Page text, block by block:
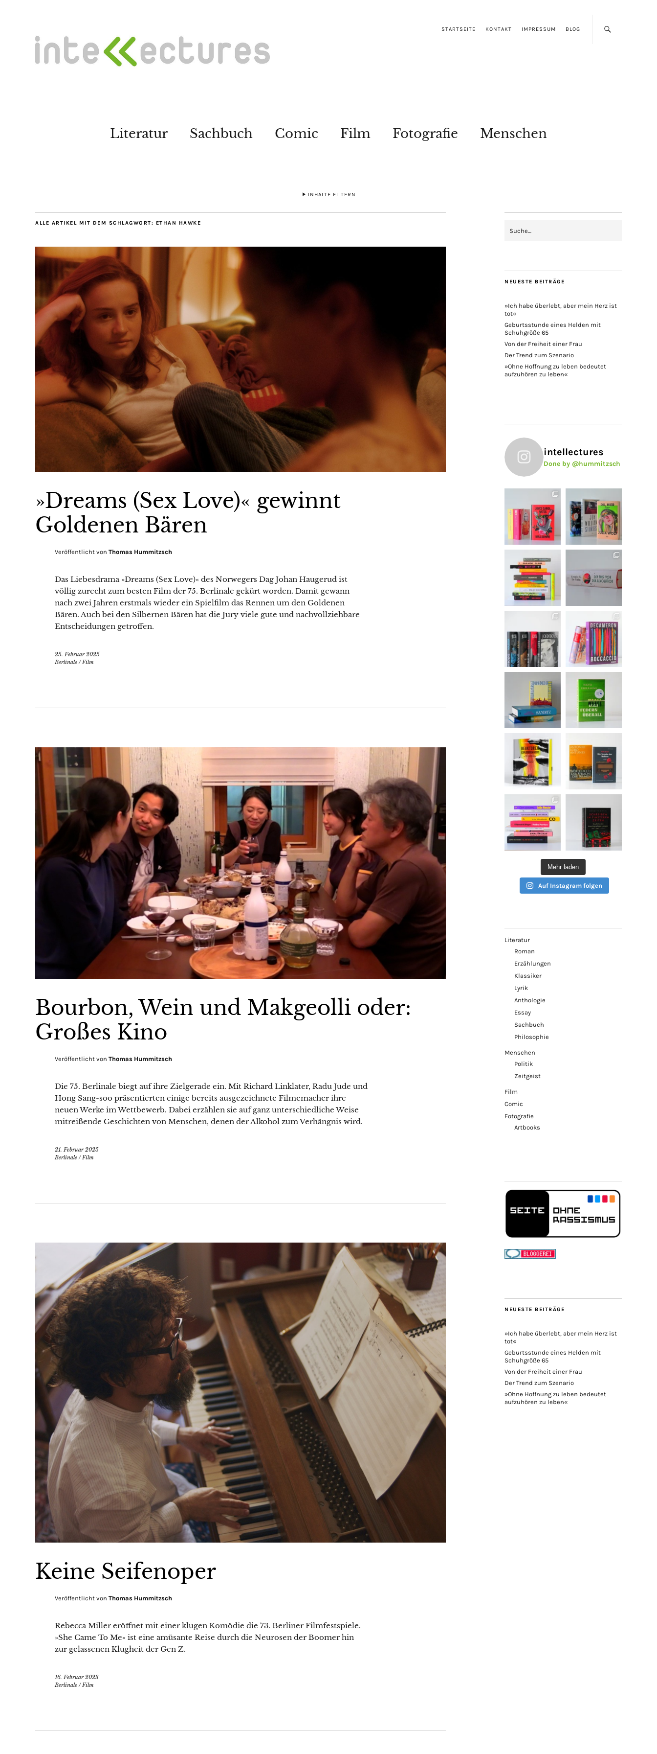
STARTSEITE KONTAKT IMPRESSUM BLOG
Literatur Sachbuch Comic Film Fotografie Menschen
INHALTE FILTERN
ALLE ARTIKEL MIT DEM SCHLAGWORT: ETHAN HAWKE
»Dreams (Sex Love)« gewinnt
Goldenen Bären
Veröffentlicht von Thomas Hummitzsch
Das Liebesdrama »Dreams (Sex Love)« des Norwegers Dag Johan Haugerud ist
völlig zurecht zum besten Film der 75. Berlinale gekürt worden. Damit gewann
nach zwei Jahren erstmals wieder ein Spielfilm das Rennen um den Goldenen
Bären. Auch bei den Silbernen Bären hat die Jury viele gute und nachvollziehbare
Entscheidungen getroffen.
25. Februar 2025
Berlinale /Film
Bourbon, Wein und Makgeolli oder:
Großes Kino
Veröffentlicht von Thomas Hummitzsch
Die 75. Berlinale biegt auf ihre Zielgerade ein. Mit Richard Linklater, Radu Jude und
Hong Sang-soo präsentierten einige bereits ausgezeichnete Filmemacher ihre
neuen Werke im Wettbewerb. Dabei erzählen sie auf ganz unterschiedliche Weise
mitreißende Geschichten von Menschen, denen der Alkohol zum Verhängnis wird.
21. Februar 2025
Berlinale /Film
Keine Seifenoper
Veröffentlicht von Thomas Hummitzsch
Rebecca Miller eröffnet mit einer klugen Komödie die 73. Berliner Filmfestspiele.
»She Came To Me« ist eine amüsante Reise durch die Neurosen der Boomer hin
zur gelassenen Klugheit der Gen Z.
16. Februar 2023
Berlinale /Film
NEUESTE BEITRÄGE
»Ich habe überlebt, aber mein Herz ist
tot«
Geburtsstunde eines Helden mit
Schuhgröße 65
Von der Freiheit einer Frau
Der Trend zum Szenario
»Ohne Hoffnung zu leben bedeutet
aufzuhören zu leben«
intellectures
Done by @hummitzsch
Mehr laden
Auf Instagram folgen
Literatur
Roman
Erzählungen
Klassiker
Lyrik
Anthologie
Essay
Sachbuch
Philosophie
Menschen
Politik
Zeitgeist
Film
Comic
Fotografie
Artbooks
NEUESTE BEITRÄGE
»Ich habe überlebt, aber mein Herz ist
tot«
Geburtsstunde eines Helden mit
Schuhgröße 65
Von der Freiheit einer Frau
Der Trend zum Szenario
»Ohne Hoffnung zu leben bedeutet
aufzuhören zu leben«